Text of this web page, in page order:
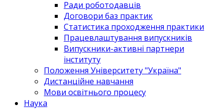
Ради роботодавців
Договори баз практик
Статистика проходження практики
Працевлаштування випускників
Випускники-активні партнери
інституту
Положення Університету "Україна"
Дистанційне навчання
Мови освітнього процесу
Наука